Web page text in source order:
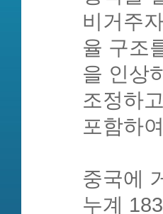
비거주
율 구조
을 인상
조정하
포함하
중국에
누계